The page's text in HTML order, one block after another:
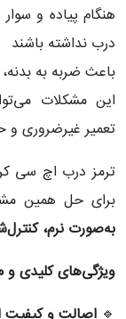
هنگام پیاده و
درب نداشته باشند
باعث ضربه به
این مشکلات
تعمیر غیرضروری
ترمز درب اچ سی
برای حل همین
به‌صورت نرم،
ویژگی‌های کلیدی